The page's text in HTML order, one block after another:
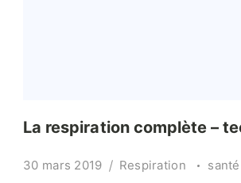
La respiration complète –
30 mars 2019 Respiration santé